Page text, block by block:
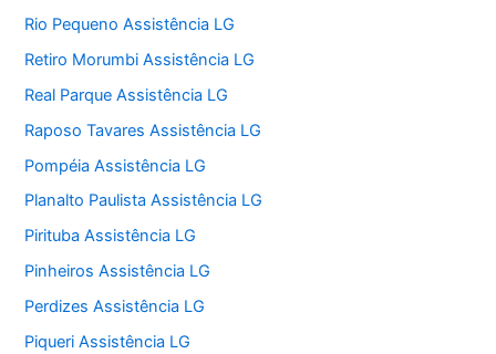
Rio Pequeno Assistência LG
Retiro Morumbi Assistência LG
Real Parque Assistência LG
Raposo Tavares Assistência LG
Pompéia Assistência LG
Planalto Paulista Assistência LG
Pirituba Assistência LG
Pinheiros Assistência LG
Perdizes Assistência LG
Piqueri Assistência LG